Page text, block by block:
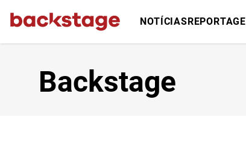
NOTÍCIAS
Backstage